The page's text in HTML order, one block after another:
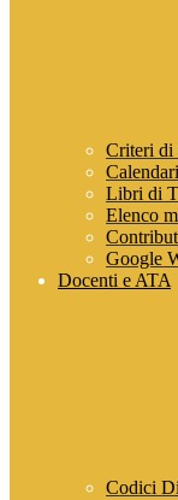
Criteri di
Libri di
Elenco
Google
Docenti e ATA
Codici